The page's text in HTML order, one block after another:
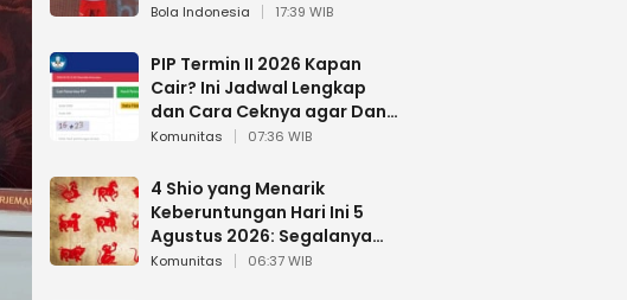
Bola Indonesia 17:39 WIB
PIP Termin II 2026 Kapan
Cair? Ini Jadwal Lengkap
dan Cara Ceknya agar Dana
Tidak Hangus!
Komunitas 07:36 WIB
4 Shio yang Menarik
Keberuntungan Hari Ini 5
Agustus 2026: Segalanya
Berjalan Lancar
Komunitas 06:37 WIB